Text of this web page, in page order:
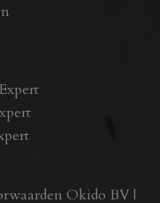
Okido BV |